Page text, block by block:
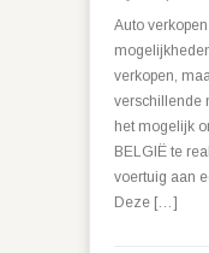
Auto
verkopen,
verschillende
het mogelijk
BELGIË te
voertuig aan
Deze […]